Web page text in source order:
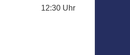
12:30 Uhr